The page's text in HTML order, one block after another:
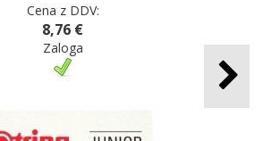
Cena z DDV:
8,76 €
Zaloga